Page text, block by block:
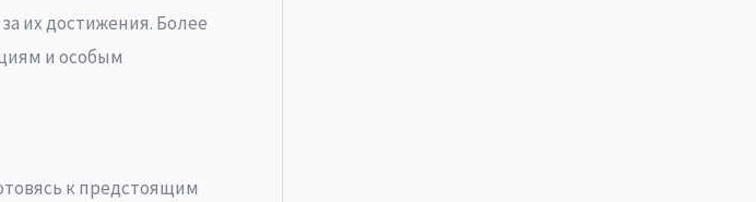
их достижения. Более
и особым
к предстоящим